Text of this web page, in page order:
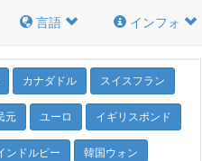
言語 インフォ
カナダドル スイスフラン
元 ユーロ イギリスポンド
ンドルピー 韓国ウォン